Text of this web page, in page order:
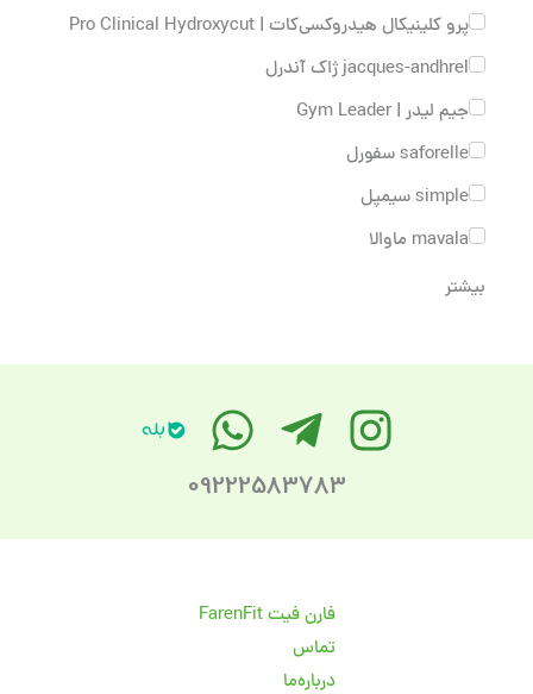
پرو کلینیکال هیدروکسی‌کات | Pro Clinical Hydroxycut
jacques-andhrel ژاک آندرل
جیم لیدر | Gym Leader
saforelle سفورل
simple سیمپل
mavala ماوالا
بیشتر
09222583783
فارن فیت FarenFit
تماس
درباره‌ما